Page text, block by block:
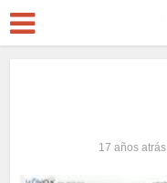
17 años atrás